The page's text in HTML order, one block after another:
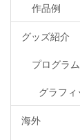
作品例
グッズ紹介
プログラ
グラフ
海外